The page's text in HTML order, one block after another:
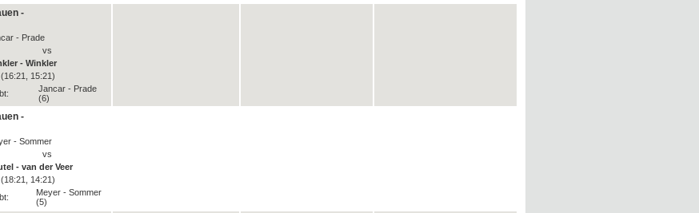
-
- Prade
vs
- Winkler
15:21)
Jancar - Prade
(6)
-
- Sommer
vs
- van der Veer
14:21)
Meyer - Sommer
(5)